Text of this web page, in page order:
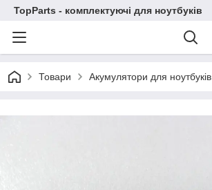
TopParts - комплектуючі для ноутбуків
Товари Акумулятори для ноутбуків